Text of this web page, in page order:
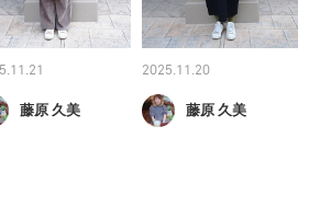
藤原 久美
2025.11.20
藤原 久美